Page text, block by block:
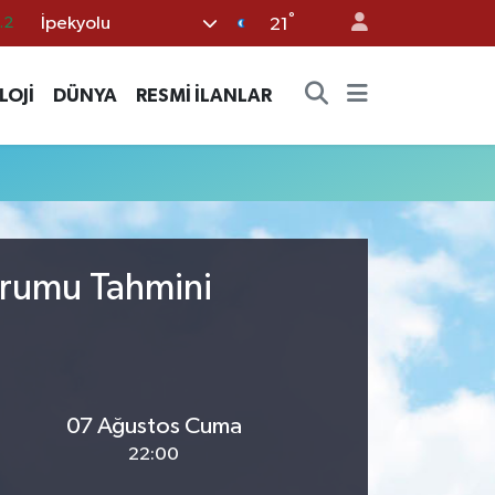
İpekyolu 21 °
DÜNYA RESMİ İLANLAR
Tahmini
07 Ağustos Cuma
22:00